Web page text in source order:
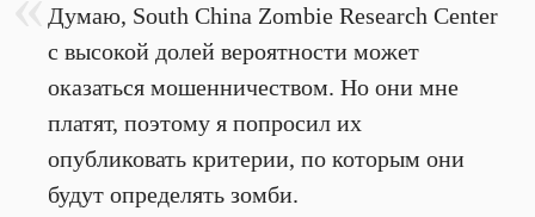
Думаю, South China Zombie Research Center
с высокой долей вероятности может
оказаться мошенничеством. Но они мне
платят, поэтому я попросил их
опубликовать критерии, по которым они
будут определять зомби.